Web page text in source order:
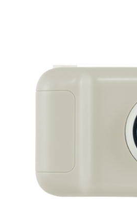
新製